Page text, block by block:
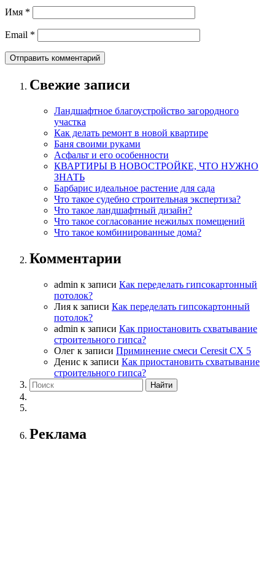
Имя *
Email *
Свежие записи
Ландшафтное благоустройство загородного
участка
Как делать ремонт в новой квартире
Баня своими руками
Асфальт и его особенности
КВАРТИРЫ В НОВОСТРОЙКЕ, ЧТО НУЖНО
ЗНАТЬ
Барбарис идеальное растение для сада
Что такое судебно строительная экспертиза?
Что такое ландшафтный дизайн?
Что такое согласование нежилых помещений
Что такое комбинированные дома?
Комментарии
admin к записи Как переделать гипсокартонный
потолок?
Лия к записи Как переделать гипсокартонный
потолок?
admin к записи Как приостановить схватывание
строительного гипса?
Олег к записи Приминение смеси Ceresit СХ 5
Денис к записи Как приостановить схватывание
строительного гипса?
Реклама